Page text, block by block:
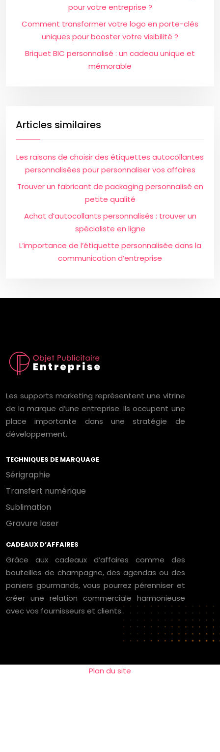
pour votre entreprise ?
Comment transformer votre logo en porte-clés
uniques pour booster votre visibilité ?
Briquet BIC personnalisé : un cadeau unique et
mémorable
Articles similaires
Les raisons de choisir des étiquettes autocollantes
personnalisées pour personnaliser vos affaires
Trouver un fabricant de packaging personnalisé en
petite qualité
Achat d’autocollants personnalisés : trouver un
spécialiste en ligne
L’importance de l’étiquette personnalisée dans la
communication d’entreprise
Les supports marketing représentent une vitrine
de la marque d’une entreprise. Ils occupent une
place importante dans une stratégie de
développement.
TECHNIQUES DE MARQUAGE
Sérigraphie
Transfert numérique
Sublimation
Gravure laser
CADEAUX D’AFFAIRES
Grâce aux cadeaux d’affaires comme des
bouteilles de champagne, des agendas ou des
paniers gourmands, vous pourrez pérenniser et
créer une relation commerciale harmonieuse
avec vos fournisseurs et clients.
Plan du site